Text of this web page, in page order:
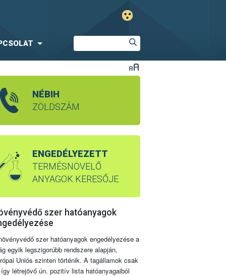
NÉBIH
ZÖLDSZÁM
ENGEDÉLYEZETT
TERMÉSNÖVELŐ
ANYAGOK KERESŐJE
szer hatóanyagok
szer hatóanyagok engedélyezése a
egyik legszigorúbb rendszere alapján,
Uniós szinten történik. A tagállamok csak
létrejövő ún. pozitív lista hatóanyagaiból